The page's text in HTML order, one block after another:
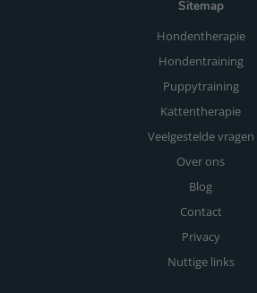
Sitemap
Hondentherapie
Hondentraining
Puppytraining
Kattentherapie
Veelgestelde vragen
Over ons
Blog
Contact
Privacy
Nuttige links